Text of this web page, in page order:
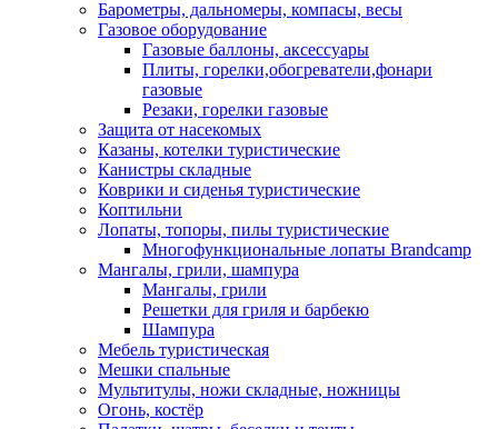
Барометры, дальномеры, компасы, весы
Газовое оборудование
Газовые баллоны, аксессуары
Плиты, горелки,обогреватели,фонари
газовые
Резаки, горелки газовые
Защита от насекомых
Казаны, котелки туристические
Канистры складные
Коврики и сиденья туристические
Коптильни
Лопаты, топоры, пилы туристические
Многофункциональные лопаты Brandcamp
Мангалы, грили, шампура
Мангалы, грили
Решетки для гриля и барбекю
Шампура
Мебель туристическая
Мешки спальные
Мультитулы, ножи складные, ножницы
Огонь, костёр